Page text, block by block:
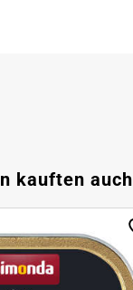
kauften auch